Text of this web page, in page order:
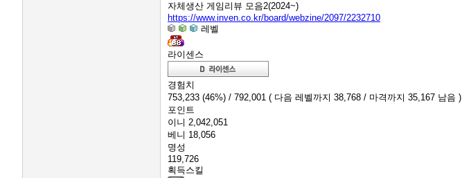
자체생산 게임리뷰 모음2(2024~)
https://www.inven.co.kr/board/webzine/2097/2232710
레벨
라이센스
경험치
753,233 (46%) / 792,001 ( 다음 레벨까지 38,768 / 마격까지 35,167 남음 )
포인트
이니 2,042,051
베니 18,056
명성
119,726
획득스킬